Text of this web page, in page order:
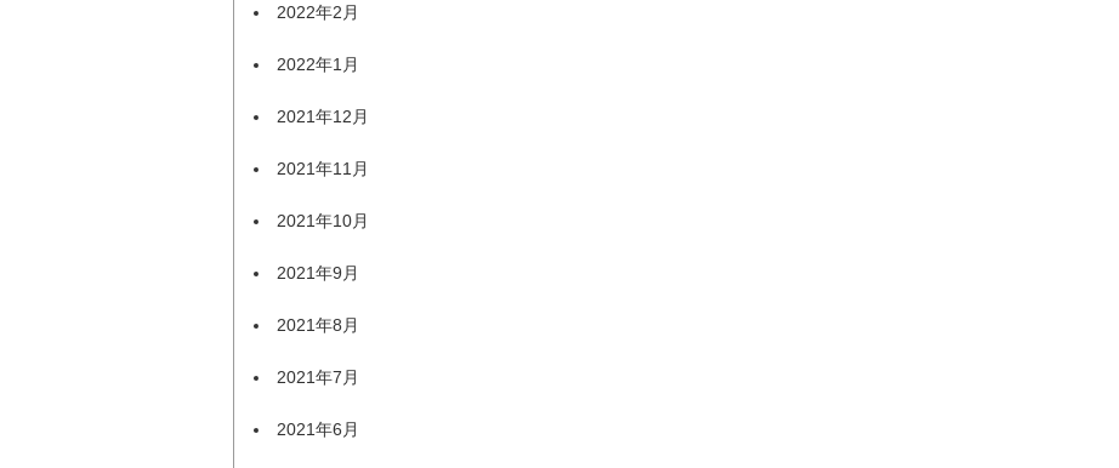
2022年2月
2022年1月
2021年12月
2021年11月
2021年10月
2021年9月
2021年8月
2021年7月
2021年6月